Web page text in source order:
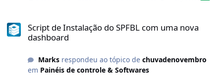
Script de Instalação do SPFBL com uma nova
dashboard
Marksrespondeu ao tópico de chuvadenovembro
em Painéis de controle & Softwares